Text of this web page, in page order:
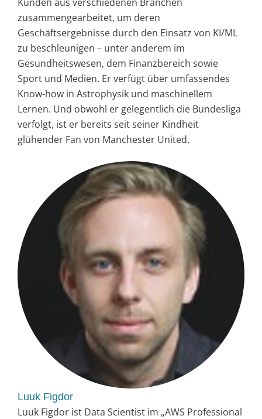
zusammengearbeitet, um deren
Geschäftsergebnisse durch den Einsatz von KI/ML
zu beschleunigen – unter anderem im
Gesundheitswesen, dem Finanzbereich sowie
Sport und Medien. Er verfügt über umfassendes
Know-how in Astrophysik und maschinellem
Lernen. Und obwohl er gelegentlich die Bundesliga
verfolgt, ist er bereits seit seiner Kindheit
glühender Fan von Manchester United.
Luuk Figdor
Luuk Figdor ist Data Scientist im „AWS Professional